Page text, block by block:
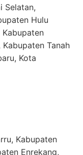
Selatan,
Hulu
Kabupaten
Tanah
Kota
Kabupaten
Enrekang,